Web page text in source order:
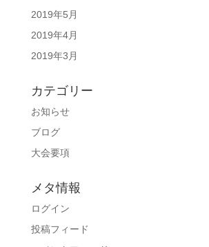
2019年5月
2019年4月
2019年3月
カテゴリー
お知らせ
ブログ
大会要項
メタ情報
ログイン
投稿フィード